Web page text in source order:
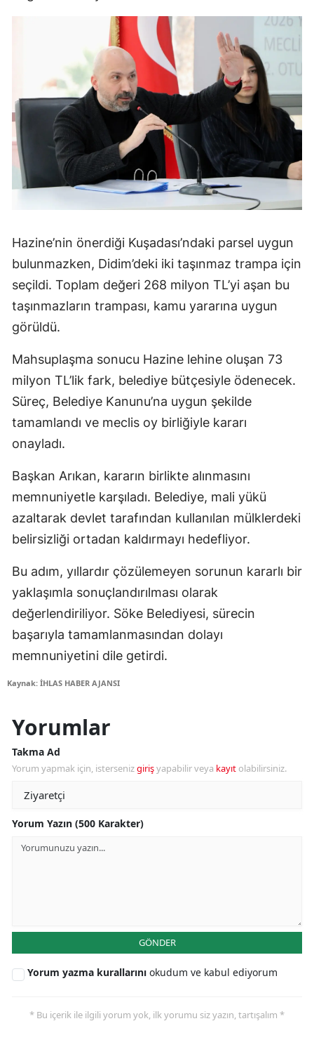
Hazine’nin önerdiği Kuşadası’ndaki parsel uygun
bulunmazken, Didim’deki iki taşınmaz trampa için
seçildi. Toplam değeri 268 milyon TL’yi aşan bu
taşınmazların trampası, kamu yararına uygun
görüldü.
Mahsuplaşma sonucu Hazine lehine oluşan 73
milyon TL’lik fark, belediye bütçesiyle ödenecek.
Süreç, Belediye Kanunu’na uygun şekilde
tamamlandı ve meclis oy birliğiyle kararı
onayladı.
Başkan Arıkan, kararın birlikte alınmasını
memnuniyetle karşıladı. Belediye, mali yükü
azaltarak devlet tarafından kullanılan mülklerdeki
belirsizliği ortadan kaldırmayı hedefliyor.
Bu adım, yıllardır çözülemeyen sorunun kararlı bir
yaklaşımla sonuçlandırılması olarak
değerlendiriliyor. Söke Belediyesi, sürecin
başarıyla tamamlanmasından dolayı
memnuniyetini dile getirdi.
Kaynak: İHLAS HABER AJANSI
Yorumlar
Takma Ad
Yorum yapmak için, istersenizgirişyapabilir veya kayıt olabilirsiniz.
Yorum Yazın (500 Karakter)
GÖNDER
Yorum yazma kurallarını okudum ve kabul ediyorum
* Bu içerik ile ilgili yorum yok, ilk yorumu siz yazın, tartışalım *